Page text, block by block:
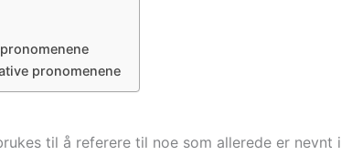
pronomenene
til å referere til noe som allerede er nevnt i